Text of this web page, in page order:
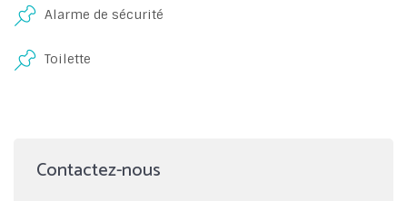
Alarme de sécurité
Toilette
Contactez-nous